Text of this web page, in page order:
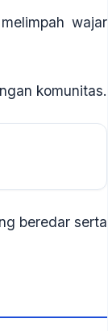
wajar
komunitas.
beredar serta